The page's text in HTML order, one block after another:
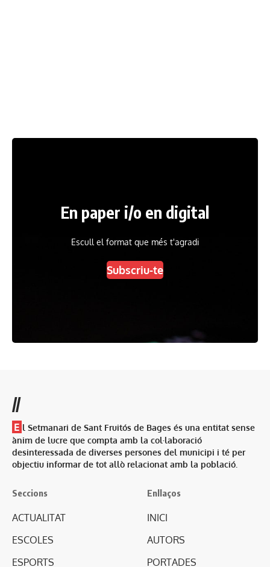
En paper i/o en digital
Escull el format que més t'agradi
Subscriu-te
//
E l Setmanari de Sant Fruitós de Bages és una entitat sense
ànim de lucre que compta amb la col·laboració
desinteressada de diverses persones del municipi i té per
objectiu informar de tot allò relacionat amb la població.
Seccions
ACTUALITAT
ESCOLES
ESPORTS
Enllaços
INICI
AUTORS
PORTADES